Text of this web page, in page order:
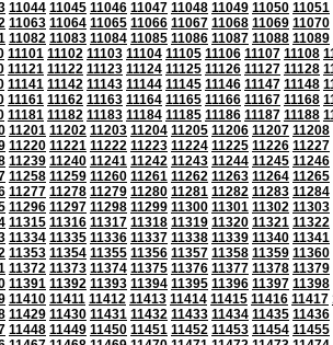
11044 11045 11046 11047 11048 11049 11050 11051
11063 11064 11065 11066 11067 11068 11069 11070
11082 11083 11084 11085 11086 11087 11088 11089
11101 11102 11103 11104 11105 11106 11107 11108
11121 11122 11123 11124 11125 11126 11127 11128
11141 11142 11143 11144 11145 11146 11147 11148
11161 11162 11163 11164 11165 11166 11167 11168
11181 11182 11183 11184 11185 11186 11187 11188
11201 11202 11203 11204 11205 11206 11207 11208
11220 11221 11222 11223 11224 11225 11226 11227
11239 11240 11241 11242 11243 11244 11245 11246
11258 11259 11260 11261 11262 11263 11264 11265
11277 11278 11279 11280 11281 11282 11283 11284
11296 11297 11298 11299 11300 11301 11302 11303
11315 11316 11317 11318 11319 11320 11321 11322
11334 11335 11336 11337 11338 11339 11340 11341
11353 11354 11355 11356 11357 11358 11359 11360
11372 11373 11374 11375 11376 11377 11378 11379
11391 11392 11393 11394 11395 11396 11397 11398
11410 11411 11412 11413 11414 11415 11416 11417
11429 11430 11431 11432 11433 11434 11435 11436
11448 11449 11450 11451 11452 11453 11454 11455